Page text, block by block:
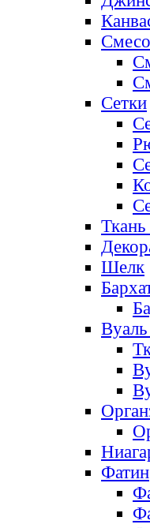
Сетки
Ткань
Шелк
Фатин